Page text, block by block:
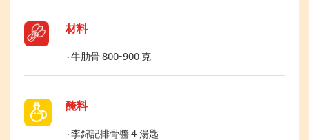
材料
牛肋骨 800-900 克
醃料
李錦記排骨醬 4 湯匙